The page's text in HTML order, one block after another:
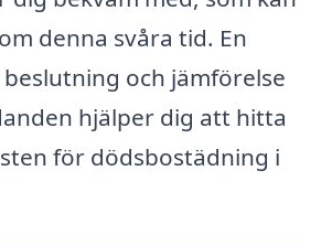
denna svåra tid. En
och jämförelse
hjälper dig att hitta
för dödsbostädning i